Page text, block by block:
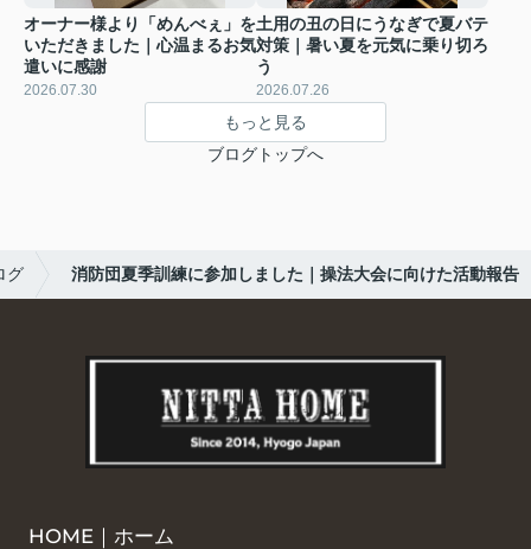
オーナー様より「めんべぇ」を
いただきました｜心温まるお気
遣いに感謝
2026.07.30
土用の丑の日にうなぎで夏バテ
対策｜暑い夏を元気に乗り切ろ
う
2026.07.26
もっと見る
ブログトップへ
グ 消防団夏季訓練に参加しました｜操法大会に向けた活動報告
HOME｜ホーム